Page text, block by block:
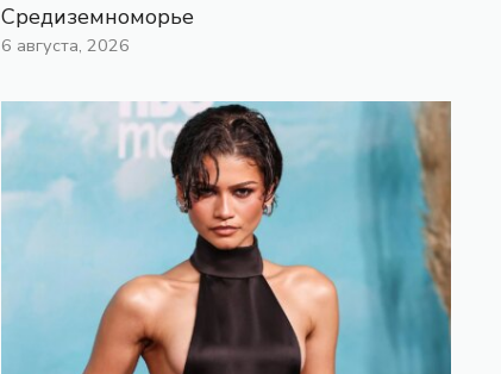
Средиземноморье
6 августа, 2026